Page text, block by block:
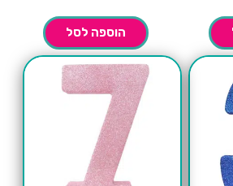
הוספה לסל